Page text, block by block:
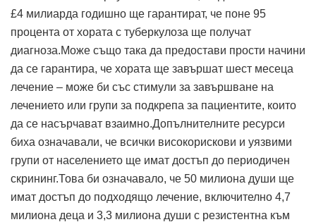
£4 милиарда годишно ще гарантират, че поне 95
процента от хората с туберкулоза ще получат
диагноза.Може също така да предостави прости начини
да се гарантира, че хората ще завършат шест месеца
лечение – може би със стимули за завършване на
лечението или групи за подкрепа за пациентите, които
да се насърчават взаимно.Допълнителните ресурси
биха означавали, че всички високорискови и уязвими
групи от населението ще имат достъп до периодичен
скрининг.Това би означавало, че 50 милиона души ще
имат достъп до подходящо лечение, включително 4,7
милиона деца и 3,3 милиона души с резистентна към